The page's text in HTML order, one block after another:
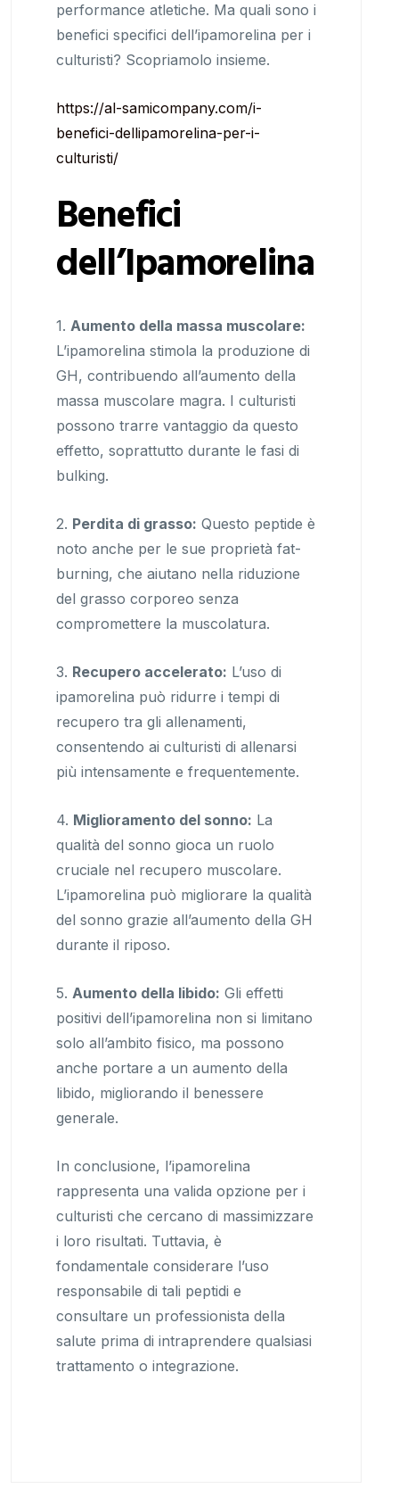
performance atletiche. Ma quali sono i
benefici specifici dell’ipamorelina per i
culturisti? Scopriamolo insieme.
https://al-samicompany.com/i-
benefici-dellipamorelina-per-i-
culturisti/
Benefici
dell’Ipamorelina
1. Aumento della massa muscolare:
L’ipamorelina stimola la produzione di
GH, contribuendo all’aumento della
massa muscolare magra. I culturisti
possono trarre vantaggio da questo
effetto, soprattutto durante le fasi di
bulking.
2. Perdita di grasso: Questo peptide è
noto anche per le sue proprietà fat-
burning, che aiutano nella riduzione
del grasso corporeo senza
compromettere la muscolatura.
3. Recupero accelerato: L’uso di
ipamorelina può ridurre i tempi di
recupero tra gli allenamenti,
consentendo ai culturisti di allenarsi
più intensamente e frequentemente.
4. Miglioramento del sonno: La
qualità del sonno gioca un ruolo
cruciale nel recupero muscolare.
L’ipamorelina può migliorare la qualità
del sonno grazie all’aumento della GH
durante il riposo.
5. Aumento della libido: Gli effetti
positivi dell’ipamorelina non si limitano
solo all’ambito fisico, ma possono
anche portare a un aumento della
libido, migliorando il benessere
generale.
In conclusione, l’ipamorelina
rappresenta una valida opzione per i
culturisti che cercano di massimizzare
i loro risultati. Tuttavia, è
fondamentale considerare l’uso
responsabile di tali peptidi e
consultare un professionista della
salute prima di intraprendere qualsiasi
trattamento o integrazione.